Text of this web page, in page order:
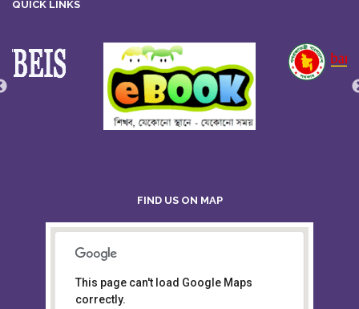
QUICK LINKS
FIND US ON MAP
Board of Intermediate &
Secondary Education, Alampur,
This page can't load Google Maps
correctly.